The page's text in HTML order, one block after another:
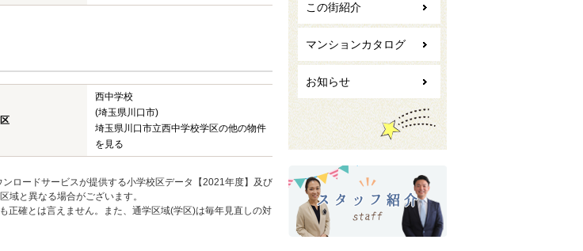
西中学校
(埼玉県川口市)
埼玉県川口市立西中学校学区の他の物件
を見る
ロードサービスが提供する小学校区データ【2021年度】及び
域と異なる場合がございます。
正確とは言えません。また、通学区域(学区)は毎年見直しの対
この街紹介
マンションカタログ
お知らせ